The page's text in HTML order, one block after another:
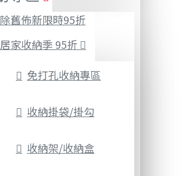
除舊佈新限時95折
居家收納季 95折
免打孔收納專區
收納掛袋/掛勾
收納架/收納盒